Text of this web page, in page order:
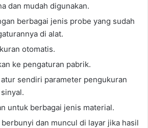
dan mudah digunakan.
berbagai jenis probe yang sudah
di alat.
otomatis.
ke pengaturan pabrik.
sendiri parameter pengukuran
untuk berbagai jenis material.
dan muncul di layar jika hasil